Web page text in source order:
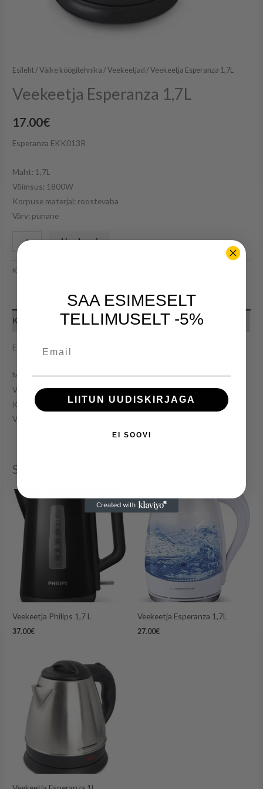
Esileht/Väike köögitehnika /Veekeetjad / Veekeetja Esperanza 1,7L
Veekeetja Esperanza 1,7L
17.00€
Esperanza EKK013R
Maht: 1,7L
Võimsus: 1800W
Korpuse materjal: roostevaba
Värv: punane
Lisa korvi
Kategooria:
Kirjeldus
Esperanza EKK013R
Maht: 1,7L
Võimsus: 1800W
Korpuse materjal: roostevaba
Värv: punane
Seotud tooted
Veekeetja Philips 1,7 L
37.00€
Veekeetja Esperanza 1,7L
27.00€
SAA ESIMESELT
TELLIMUSELT -5%
LIITUN UUDISKIRJAGA
EI SOOVI